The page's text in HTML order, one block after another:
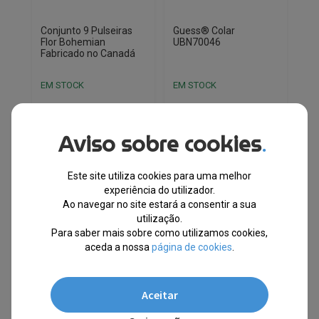
Conjunto 9 Pulseiras
Flor Bohemian
Fabricado no Canadá
EM STOCK
original
€51.75.
atual
€39.10.
-24%
Envio Imediato
Guess® Colar
UBN70046
EM STOCK
original
€92.00.
atual
€55.00.
-40%
Envio Imediato
10% EXTRA,
CUPÃO:
10% EXTRA,
CUPÃO:
Aviso sobre cookies.
Este site utiliza cookies para uma melhor
experiência do utilizador.
Ao navegar no site estará a consentir a sua
utilização.
Para saber mais sobre como utilizamos cookies,
aceda a nossa página de cookies
Aceitar